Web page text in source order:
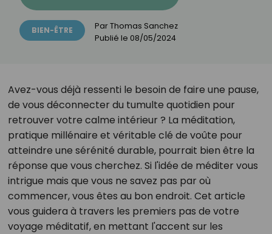
BIEN-ÊTRE ParThomas Sanchez
Publié le 08/05/2024
Avez-vous déjà ressenti le besoin de faire une pause,
de vous déconnecter du tumulte quotidien pour
retrouver votre calme intérieur ? La méditation,
pratique millénaire et véritable clé de voûte pour
atteindre une sérénité durable, pourrait bien être la
réponse que vous cherchez. Si l'idée de méditer vous
intrigue mais que vous ne savez pas par où
commencer, vous êtes au bon endroit. Cet article
vous guidera à travers les premiers pas de votre
voyage méditatif, en mettant l'accent sur les